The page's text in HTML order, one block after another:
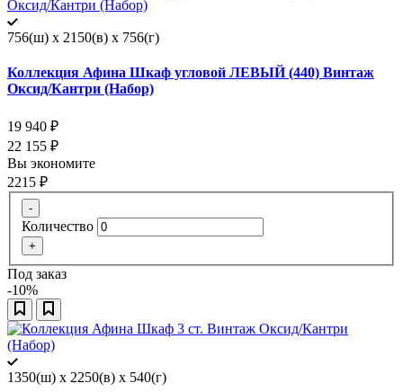
756(ш) x 2150(в) x 756(г)
Коллекция Афина Шкаф угловой ЛЕВЫЙ (440) Винтаж
Оксид/Кантри (Набор)
19 940 ₽
22 155 ₽
Вы экономите
2215 ₽
-
Количество
+
Под заказ
-10%
1350(ш) x 2250(в) x 540(г)